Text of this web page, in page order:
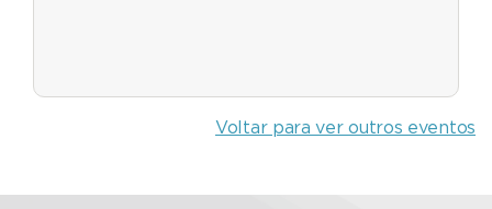
Voltar para ver outros eventos